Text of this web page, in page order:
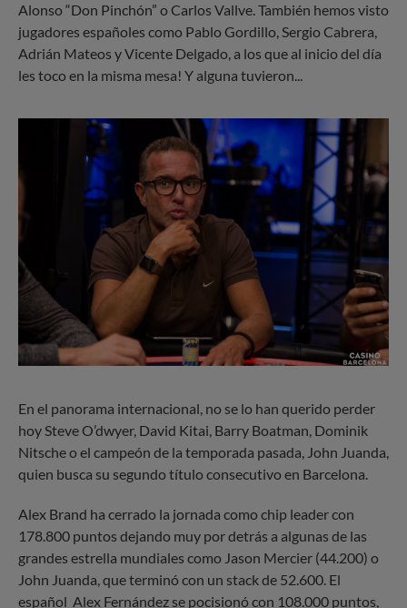
Alonso “Don Pinchón” o Carlos Vallve. También hemos visto
jugadores españoles como Pablo Gordillo, Sergio Cabrera,
Adrián Mateos y Vicente Delgado, a los que al inicio del día
les toco en la misma mesa! Y alguna tuvieron...
En el panorama internacional, no se lo han querido perder
hoy Steve O’dwyer, David Kitai, Barry Boatman, Dominik
Nitsche o el campeón de la temporada pasada, John Juanda,
quien busca su segundo título consecutivo en Barcelona.
Alex Brand ha cerrado la jornada como chip leader con
178.800 puntos dejando muy por detrás a algunas de las
grandes estrella mundiales como Jason Mercier (44.200) o
John Juanda, que terminó con un stack de 52.600. El
español Alex Fernández se pocisionó con 108.000 puntos,